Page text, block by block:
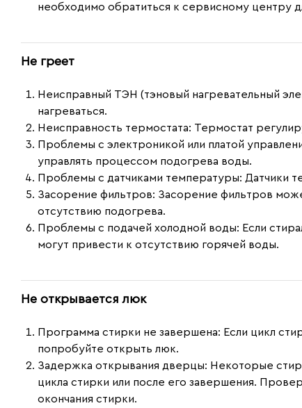
необходимо обратиться к сервисному центру
Не греет
Неисправный ТЭН (тэновый нагревательный
нагреваться.
Неисправность термостата: Термостат
Проблемы с электроникой или платой
управлять процессом подогрева воды.
Проблемы с датчиками температуры: Датчики
Засорение фильтров: Засорение фильтров
отсутствию подогрева.
Проблемы с подачей холодной воды: Если
могут привести к отсутствию горячей воды.
Не открывается люк
Программа стирки не завершена: Если цикл
попробуйте открыть люк.
Задержка открывания дверцы: Некоторые
цикла стирки или после его завершения.
окончания стирки.